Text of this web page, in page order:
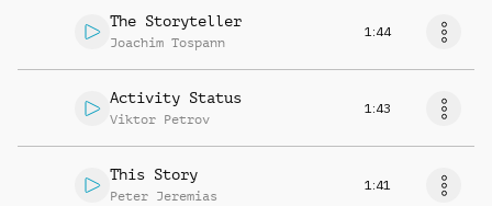
The Storyteller
Joachim Tospann
1:44
Activity Status
Viktor Petrov
1:43
This Story
Peter Jeremias
1:41